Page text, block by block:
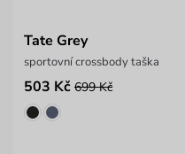
Tate Grey
sportovní crossbody taška
503 Kč 699 Kč